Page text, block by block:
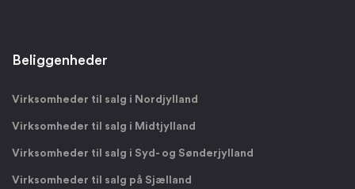
Beliggenheder
Virksomheder til salg i Nordjylland
Virksomheder til salg i Midtjylland
Virksomheder til salg i Syd- og Sønderjylland
Virksomheder til salg på Sjælland